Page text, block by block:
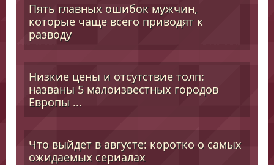
Пять главных ошибок мужчин,
которые чаще всего приводят к
разводу
Низкие цены и отсутствие толп:
названы 5 малоизвестных городов
Европы ...
Что выйдет в августе: коротко о самых
ожидаемых сериалах